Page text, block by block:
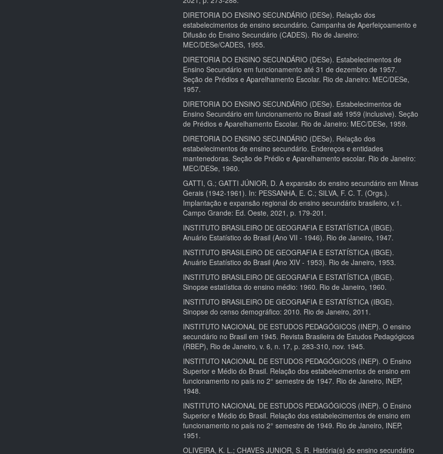
DIRETORIA DO ENSINO SECUNDÁRIO (DESe). Relação dos
estabelecimentos de ensino secundário. Campanha de Aperfeiçoamento e
Difusão do Ensino Secundário (CADES). Rio de Janeiro:
MEC/DESe/CADES, 1955.
DIRETORIA DO ENSINO SECUNDÁRIO (DESe). Estabelecimentos de
Ensino Secundário em funcionamento até 31 de dezembro de 1957.
Seção de Prédios e Aparelhamento Escolar. Rio de Janeiro: MEC/DESe,
1957.
DIRETORIA DO ENSINO SECUNDÁRIO (DESe). Estabelecimentos de
Ensino Secundário em funcionamento no Brasil até 1959 (inclusive). Seção
de Prédios e Aparelhamento Escolar. Rio de Janeiro: MEC/DESe, 1959.
DIRETORIA DO ENSINO SECUNDÁRIO (DESe). Relação dos
estabelecimentos de ensino secundário. Endereços e entidades
mantenedoras. Seção de Prédio e Aparelhamento escolar. Rio de Janeiro:
MEC/DESe, 1960.
GATTI, G.; GATTI JÚNIOR, D. A expansão do ensino secundário em Minas
Gerais (1942-1961). In: PESSANHA, E. C.; SILVA, F. C. T. (Orgs.).
Implantação e expansão regional do ensino secundário brasileiro, v.1.
Campo Grande: Ed. Oeste, 2021, p. 179-201.
INSTITUTO BRASILEIRO DE GEOGRAFIA E ESTATÍSTICA (IBGE).
Anuário Estatístico do Brasil (Ano VII - 1946). Rio de Janeiro, 1947.
INSTITUTO BRASILEIRO DE GEOGRAFIA E ESTATÍSTICA (IBGE).
Anuário Estatístico do Brasil (Ano XIV - 1953). Rio de Janeiro, 1953.
INSTITUTO BRASILEIRO DE GEOGRAFIA E ESTATÍSTICA (IBGE).
Sinopse estatística do ensino médio: 1960. Rio de Janeiro, 1960.
INSTITUTO BRASILEIRO DE GEOGRAFIA E ESTATÍSTICA (IBGE).
Sinopse do censo demográfico: 2010. Rio de Janeiro, 2011.
INSTITUTO NACIONAL DE ESTUDOS PEDAGÓGICOS (INEP). O ensino
secundário no Brasil em 1945. Revista Brasileira de Estudos Pedagógicos
(RBEP), Rio de Janeiro, v. 6, n. 17, p. 283-310, nov. 1945.
INSTITUTO NACIONAL DE ESTUDOS PEDAGÓGICOS (INEP). O Ensino
Superior e Médio do Brasil. Relação dos estabelecimentos de ensino em
funcionamento no país no 2° semestre de 1947. Rio de Janeiro, INEP,
1948.
INSTITUTO NACIONAL DE ESTUDOS PEDAGÓGICOS (INEP). O Ensino
Superior e Médio do Brasil. Relação dos estabelecimentos de ensino em
funcionamento no país no 2° semestre de 1949. Rio de Janeiro, INEP,
1951.
OLIVEIRA, K. L.; CHAVES JUNIOR, S. R. História(s) do ensino secundário